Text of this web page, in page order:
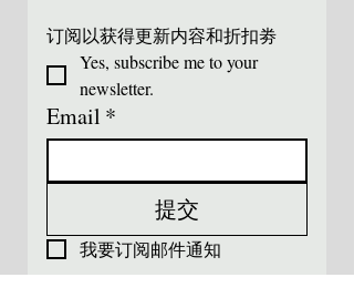
订阅以获得更新内容和折扣劵
Yes, subscribe me to your
newsletter.
Email *
提交
我要订阅邮件通知